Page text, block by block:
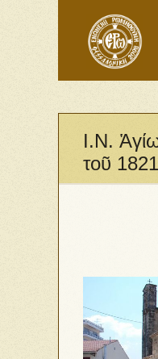
Ι.Ν.
τοῦ 1821